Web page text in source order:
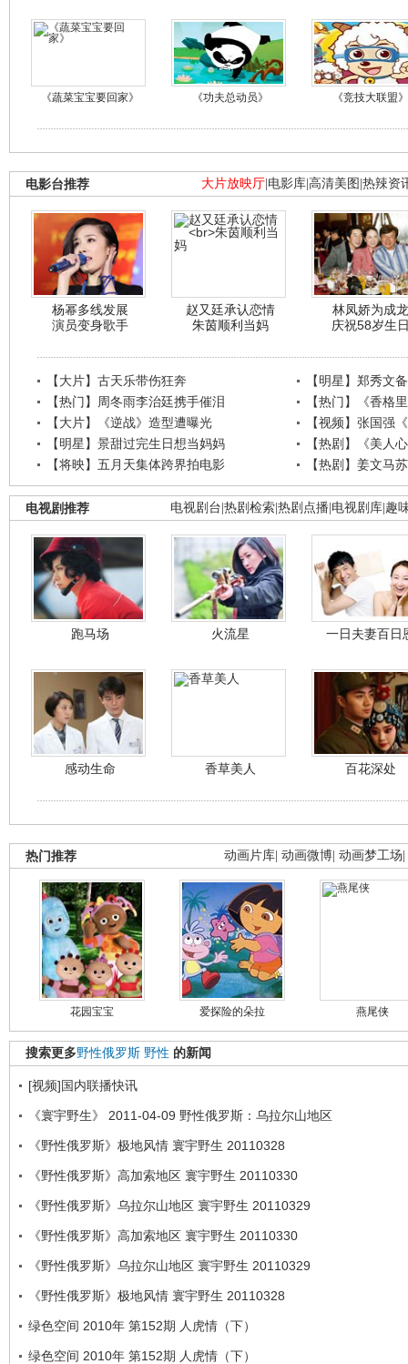
《蔬菜宝宝要回家》 《功夫总动员》 《竞技大联盟》
大片放映厅 电影库 高清美图 热辣资
电影台推荐
杨幂多线发展
演员变身歌手
赵又廷承认恋情
朱茵顺利当妈
林凤娇为成龙
庆祝58岁生
【大片】古天乐带伤狂奔
【明星】郑秀文
【热门】周冬雨李治廷携手催泪
【热门】《香格
【大片】《逆战》造型遭曝光
【视频】张国强
【明星】景甜过完生日想当妈妈
【热剧】《美人
【将映】五月天集体跨界拍电影
【热剧】姜文马
电视剧台 热剧检索 热剧点播 电视剧库 趣
电视剧推荐
跑马场 火流星 一日夫妻百日
感动生命 香草美人 百花深处
动画片库 动画微博 动画梦工场
热门推荐
花园宝宝 爱探险的朵拉 燕尾侠
搜索更多野性俄罗斯 野性 的新闻
[视频]国内联播快讯
《寰宇野生》 2011-04-09 野性俄罗斯：乌拉尔山地区
《野性俄罗斯》极地风情 寰宇野生 20110328
《野性俄罗斯》高加索地区 寰宇野生 20110330
《野性俄罗斯》乌拉尔山地区 寰宇野生 20110329
《野性俄罗斯》高加索地区 寰宇野生 20110330
《野性俄罗斯》乌拉尔山地区 寰宇野生 20110329
《野性俄罗斯》极地风情 寰宇野生 20110328
绿色空间 2010年 第152期 人虎情（下）
绿色空间 2010年 第152期 人虎情（下）